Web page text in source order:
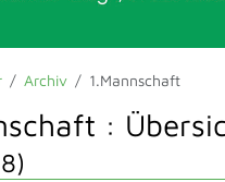
Archiv 1.Mannschaft
: